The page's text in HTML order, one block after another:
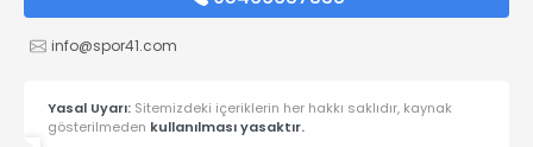
info@spor41.com
Yasal Uyarı: Sitemizdeki içeriklerin her hakkı saklıdır, kaynak
gösterilmeden kullanılması yasaktır.